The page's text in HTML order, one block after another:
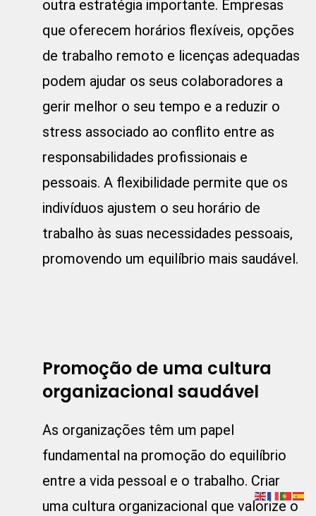
outra estratégia importante. Empresas
que oferecem horários flexíveis, opções
de trabalho remoto e licenças adequadas
podem ajudar os seus colaboradores a
gerir melhor o seu tempo e a reduzir o
stress associado ao conflito entre as
responsabilidades profissionais e
pessoais. A flexibilidade permite que os
indivíduos ajustem o seu horário de
trabalho às suas necessidades pessoais,
promovendo um equilíbrio mais saudável.
Promoção de uma cultura
organizacional saudável
As organizações têm um papel
fundamental na promoção do equilíbrio
entre a vida pessoal e o trabalho. Criar
uma cultura organizacional que valorize o